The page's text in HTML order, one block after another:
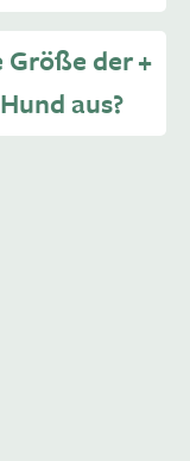
Größe der
aus?